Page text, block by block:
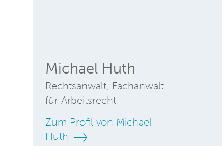
Michael Huth
Rechtsanwalt, Fachanwalt
für Arbeitsrecht
Zum Profil von Michael
Huth